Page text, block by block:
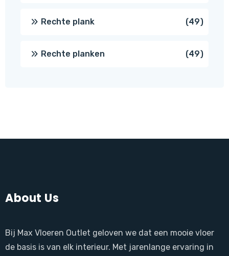
Rechte plank 4949
Rechte planken 4949
About Us
Bij Max Vloeren Outlet geloven we dat een mooie vloer
de basis is van elk interieur. Met jarenlange ervaring in